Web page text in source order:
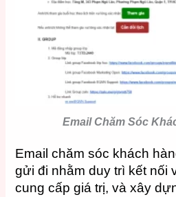
Email Chăm Sóc
Email chăm sóc khách
gửi đi nhằm duy trì kết nối
cung cấp giá trị, và xây